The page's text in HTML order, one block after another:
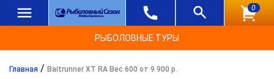
0
РЫБОЛОВНЫЕ ТУРЫ
Главная / Baitrunner XT RA Вес 600 от 9 900 р.